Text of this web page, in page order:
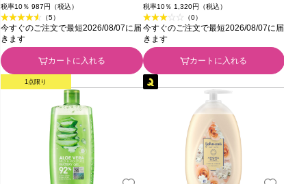
ＴＬコンシューマーヘルス
税率10％ 987円（税込）
（5）
今すぐのご注文で最短2026/08/07に届
きます
カートに入れる
税率10％ 1,320円（税込）
（0）
今すぐのご注文で最短2026/08/07に届
きます
カートに入れる
1点限り